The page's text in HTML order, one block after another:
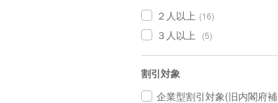
２人以上 (16)
３人以上 (5)
割引対象
企業型割引対象(旧内閣府補